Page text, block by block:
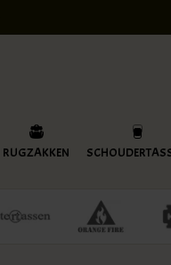
RUGZAKKEN